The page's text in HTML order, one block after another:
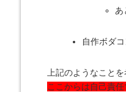
あ
自作ボダ
上記のようなこと
ここからは自己責任